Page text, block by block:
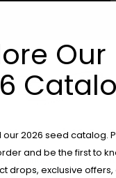
You Aged 18 Or
products of our
age.Please see
Our
2026 seed catalog.
and be the first to
drops, exclusive